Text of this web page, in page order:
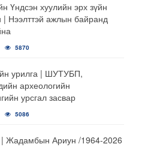
Үндсэн хуулийн эрх зүйн
| Нээлттэй ажлын байранд
5870
урилга | ШУТУБП,
археологийн
урсгал засвар
5086
| Жадамбын Ариун /1964-2026